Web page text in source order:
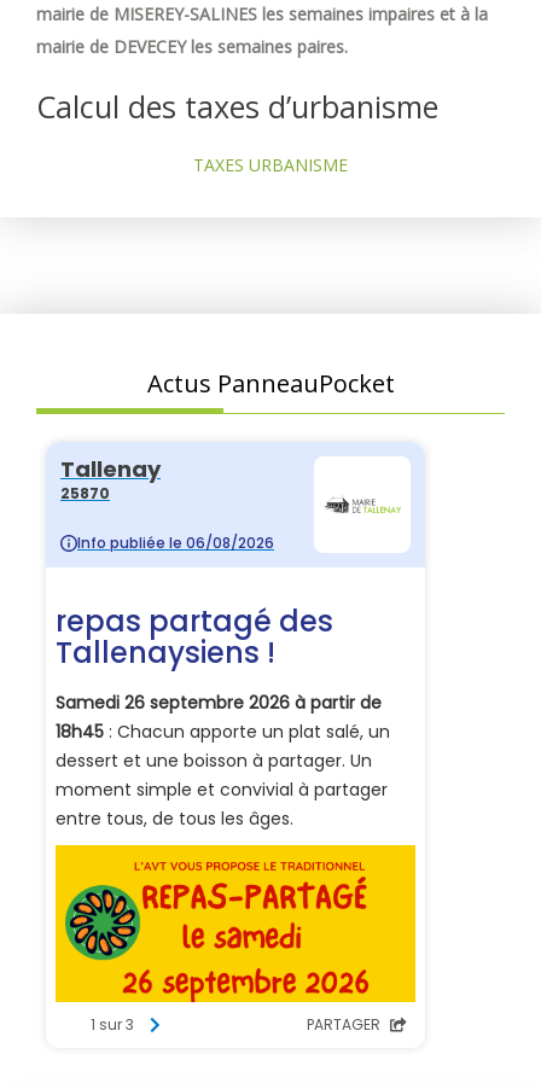
mairie de MISEREY-SALINES les semaines impaires et à la
mairie de DEVECEY les semaines paires.
Calcul des taxes d’urbanisme
TAXES URBANISME
Actus PanneauPocket